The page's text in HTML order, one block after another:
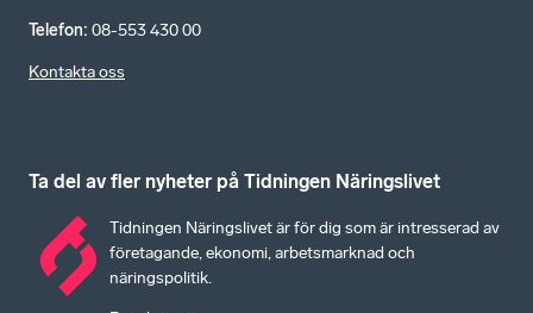
Telefon: 08-553 430 00
Kontakta oss
Ta del av fler nyheter på Tidningen Näringslivet
Tidningen Näringslivet är för dig som är intresserad av
företagande, ekonomi, arbetsmarknad och
näringspolitik.